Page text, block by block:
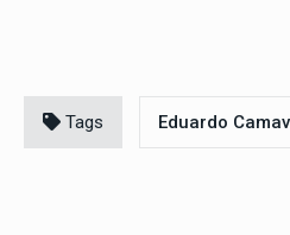
Tags Eduardo